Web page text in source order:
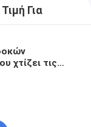
Για
χτίζει τις